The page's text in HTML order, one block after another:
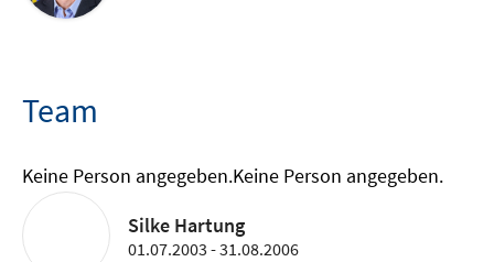
Team
Keine Person angegeben.Keine Person angegeben.
Silke Hartung
01.07.2003 - 31.08.2006